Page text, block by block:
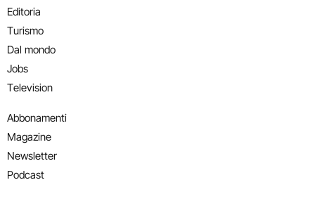
Editoria
Turismo
Dal mondo
Jobs
Television
Abbonamenti
Magazine
Newsletter
Podcast